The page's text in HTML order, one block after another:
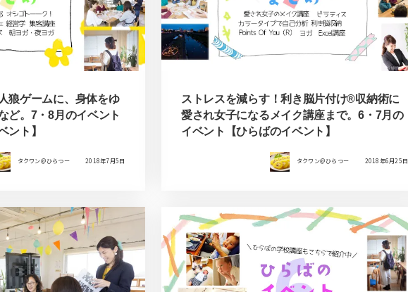
狼ゲームに、身体をゆ
ど。7・8月のイベント
ント】
タクワン＠ひらつー 2018年7月5日
ストレスを減らす！利き脳片付け®収納術に
愛され女子になるメイク講座まで。6・7月の
イベント【ひらばのイベント】
タクワン＠ひらつー 2018年6月25日